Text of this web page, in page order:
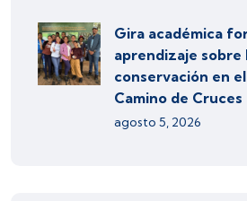
Gira académica
aprendizaje sobre
conservación en
Camino de Cruces
agosto 5, 2026